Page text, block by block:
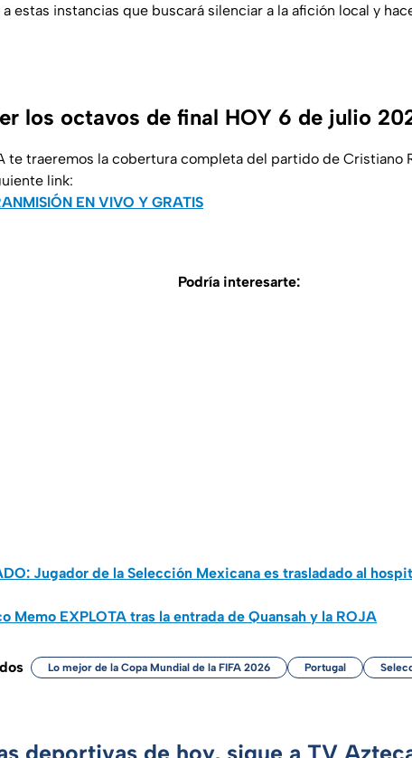
estas instancias que buscará silenciar a la afición local y
los octavos de final HOY 6 de julio
te traeremos la cobertura completa del partido de Cristiano
link:
EN VIVO Y GRATIS
Podría interesarte:
Jugador de la Selección Mexicana es trasladado al
Memo EXPLOTA tras la entrada de Quansah y la ROJA
Lo mejor de la Copa Mundial de la FIFA 2026 Portugal